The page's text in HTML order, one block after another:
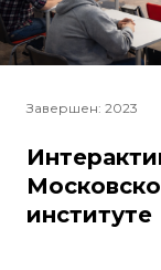
Завершен: 2023
институте